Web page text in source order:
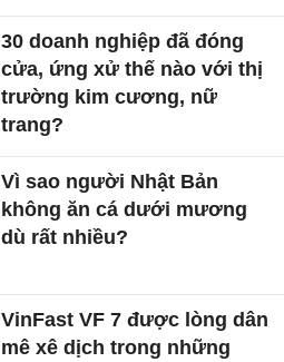
30 doanh nghiệp đã đóng
cửa, ứng xử thế nào với thị
trường kim cương, nữ
trang?
Vì sao người Nhật Bản
không ăn cá dưới mương
dù rất nhiều?
VinFast VF 7 được lòng dân
mê xê dịch trong những